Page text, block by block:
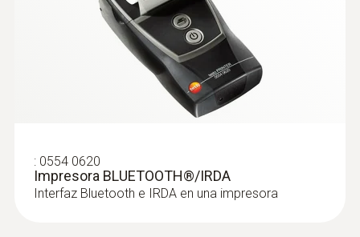
: 0554 0620
Impresora BLUETOOTH®/IRDA
Interfaz Bluetooth e IRDA en una impresora